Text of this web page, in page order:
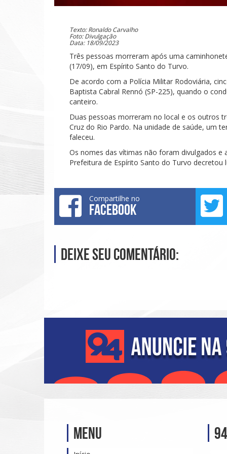
Texto: Ronaldo Carvalho
Foto: Divulgação
Data: 18/09/2023
Três pessoas morreram após uma
(17/09), em Espírito Santo do Turvo.
De acordo com a Polícia Militar Rodoviária,
Baptista Cabral Rennó (SP-225), quando o
canteiro.
Duas pessoas morreram no local e os outros
Cruz do Rio Pardo. Na unidade de saúde, um
faleceu.
Os nomes das vítimas não foram divulgados e
Prefeitura de Espírito Santo do Turvo decretou
Compartilhe no
FACEBOOK
Deixe seu comentário:
Menu